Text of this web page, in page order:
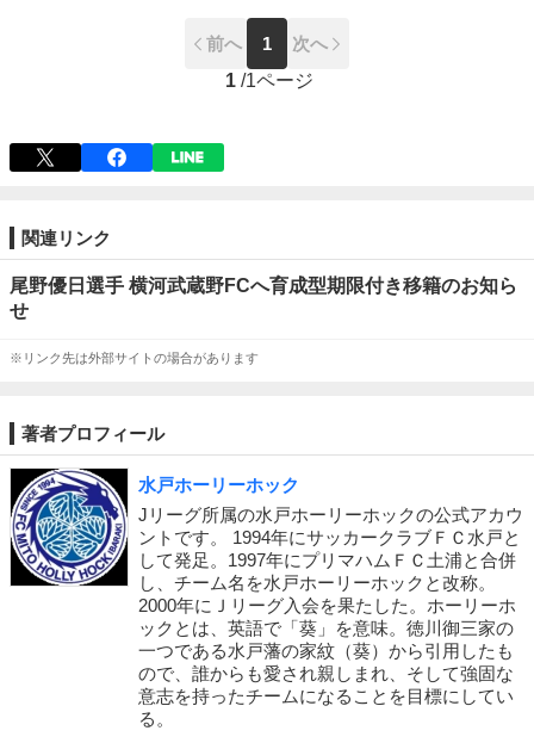
前へ 1
次へ
1 /1ページ
関連リンク
尾野優日選手 横河武蔵野FCへ育成型期限付き移籍のお知ら
せ
※リンク先は外部サイトの場合があります
著者プロフィール
水戸ホーリーホック
Jリーグ所属の水戸ホーリーホックの公式アカウ
ントです。 1994年にサッカークラブＦＣ水戸と
して発足。1997年にプリマハムＦＣ土浦と合併
し、チーム名を水戸ホーリーホックと改称。
2000年にＪリーグ入会を果たした。ホーリーホ
ックとは、英語で「葵」を意味。徳川御三家の
一つである水戸藩の家紋（葵）から引用したも
ので、誰からも愛され親しまれ、そして強固な
意志を持ったチームになることを目標にしてい
る。